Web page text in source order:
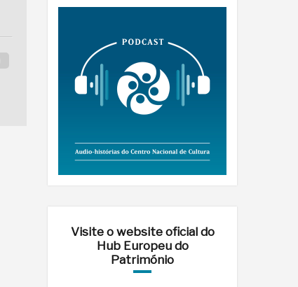
Visite o website oficial do
Hub Europeu do
Património